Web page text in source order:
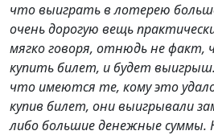
что выиграть в лотерею
очень дорогую вещь
мягко говоря, отнюдь не
купить билет, и будет
что имеются те, кому это
купив билет, они выигрывали
либо большие денежные суммы.